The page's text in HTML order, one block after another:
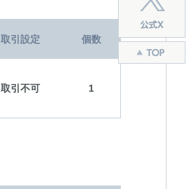
取引設定 個数
取引不可 1